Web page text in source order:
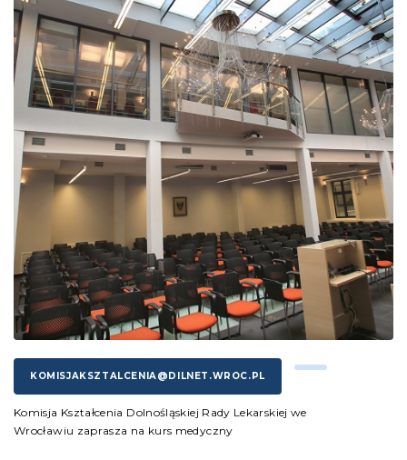
KOMISJAKSZTALCENIA@DILNET.WROC.PL
Komisja Kształcenia Dolnośląskiej Rady Lekarskiej we
Wrocławiu zaprasza na kurs medyczny